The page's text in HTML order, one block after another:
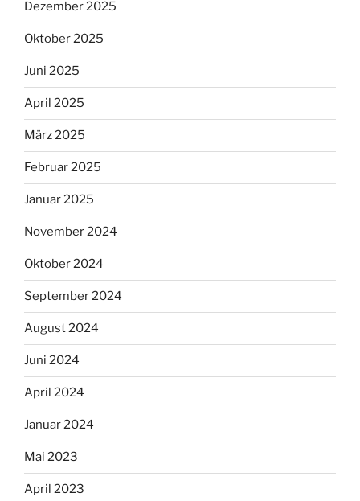
Dezember 2025
Oktober 2025
Juni 2025
April 2025
März 2025
Februar 2025
Januar 2025
November 2024
Oktober 2024
September 2024
August 2024
Juni 2024
April 2024
Januar 2024
Mai 2023
April 2023